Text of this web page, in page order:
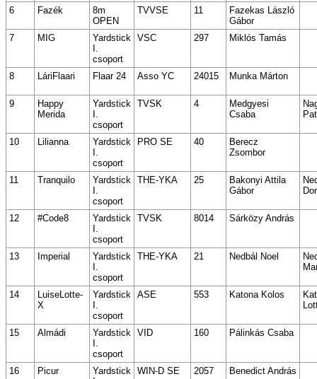
6 Fazék
8m
OPEN
TVVSE 11
Fazekas László
Gábor
7
MIG
Yardstick
I.
csoport
VSC 297 Miklós Tamás
8 LáriFlaari Flaar 24 Asso YC 24015 Munka Márton
9
Happy
Merida
Yardstick
I.
csoport
TVSK 4
Medgyesi
Csaba
10 Lilianna
Yardstick
I.
csoport
PRO SE 40
Berecz
Zsombor
11 Tranquilo
Yardstick
I.
csoport
THE-YKA 25
Bakonyi Attila
Gábor
12 #Code8
Yardstick
I.
csoport
TVSK 8014 Sárközy András
13 Imperial
Yardstick
I.
csoport
THE-YKA 21 Nedbál Noel
14
LuiseLotte-
X
Yardstick
I.
csoport
ASE 553 Katona Kolos
15 Almádi
Yardstick
I.
csoport
VID 160 Pálinkás Csaba
16 Picur
Yardstick WIN-D SE 2057 Benedict András